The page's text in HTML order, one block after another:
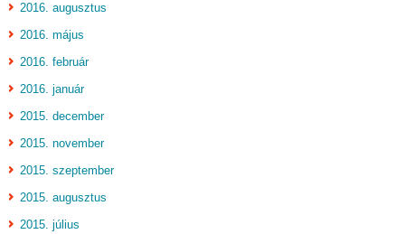
2016. augusztus
2016. május
2016. február
2016. január
2015. december
2015. november
2015. szeptember
2015. augusztus
2015. július